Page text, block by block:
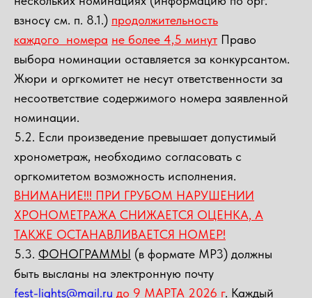
взносу см. п. 8.1.) продолжительность
каждого номера не более 4,5 минут Право
выбора номинации оставляется за конкурсантом.
Жюри и оргкомитет не несут ответственности за
несоответствие содержимого номера заявленной
номинации.
5.2. Если произведение превышает допустимый
хронометраж, необходимо согласовать с
оргкомитетом возможность исполнения.
ВНИМАНИЕ!!! ПРИ ГРУБОМ НАРУШЕНИИ
ХРОНОМЕТРАЖА СНИЖАЕТСЯ ОЦЕНКА, А
ТАКЖЕ ОСТАНАВЛИВАЕТСЯ НОМЕР!
5.3. ФОНОГРАММЫ (в формате MP3) должны
быть высланы на электронную почту
fest-lights@mail.ru до 9 МАРТА 2026 г. Каждый